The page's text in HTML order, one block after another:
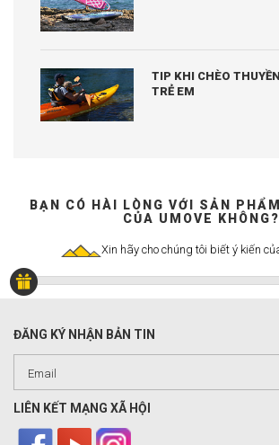
TIP KHI CHÈO
TRẺ EM
BẠN CÓ HÀI LÒNG VỚI SẢN
CỦA UMOVE KHÔNG?
Xin hãy cho chúng tôi biết ý kiến
ĐĂNG KÝ NHẬN BẢN TIN
LIÊN KẾT MẠNG XÃ HỘI